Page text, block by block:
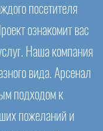
посетителя
ознакомит вас
Наша компания
вида. Арсенал
подходом к
пожеланий и